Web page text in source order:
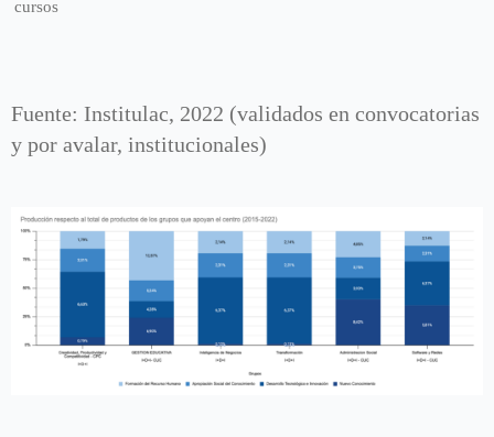
cursos
Fuente: Institulac, 2022 (validados en convocatorias
y por avalar, institucionales)